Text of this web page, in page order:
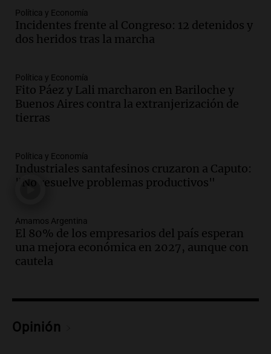
mano es muy peligroso”
La Argentina, hoy
Episodios
sobre los parques educativos
Amamos Argentina
Episodios
Audio.
durante la primavera
Informados al regreso
Episodios
tras fuertes vientos
Panorama Federal
Episodios
economía mejorará el próximo año
Episodios
Política y Economía
Incidentes frente al Congreso: 12 detenidos y
dos heridos tras la marcha
Política y Economía
Fito Páez y Lali marcharon en Bariloche y
Buenos Aires contra la extranjerización de
tierras
Política y Economía
Industriales santafesinos cruzaron a Caputo:
"No resuelve problemas productivos"
Amamos Argentina
El 80% de los empresarios del país esperan
una mejora económica en 2027, aunque con
cautela
Opinión